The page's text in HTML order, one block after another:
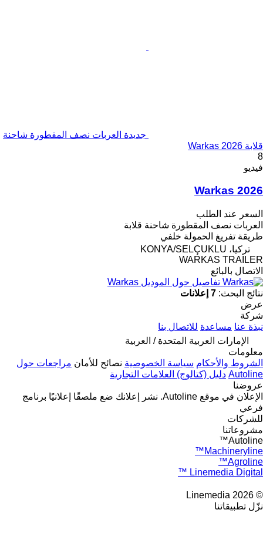
جديدة العربات نصف المقطورة شاحنة
قلابة Warkas 2026
8
فيديو
Warkas 2026
السعر عند الطلب
العربات نصف المقطورة شاحنة قلابة
طريقة تفريغ الحمولة خلفي
تركيا، KONYA/SELÇUKLU
WARKAS TRAILER
الاتصال بالبائع
تفاصيل حول الموديل Warkas
نتائج البحث: 7 إعلانات
عرض
شركة
نبذة عنا مساعدة للاتصال بنا
الإمارات العربية المتحدة / العربية
معلومات
الشروط والأحكام سياسة الخصوصية نصائح للأمان مراجعات حول
Autoline دليل (كتالوج) العلامات التجارية
عروضنا
الإعلان في موقع Autoline.
نشر إعلانك ضع ملصقًا إعلانيًا برنامج
فرعي
للشركات
مشروعاتنا
Autoline™
Machineryline™
Agroline™
Linemedia Digital ™
© 2026 Linemedia
نزّل تطبيقاتنا